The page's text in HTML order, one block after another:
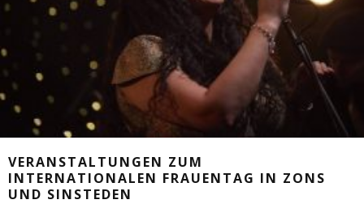
VERANSTALTUNGEN ZUM
INTERNATIONALEN FRAUENTAG IN ZONS
UND SINSTEDEN